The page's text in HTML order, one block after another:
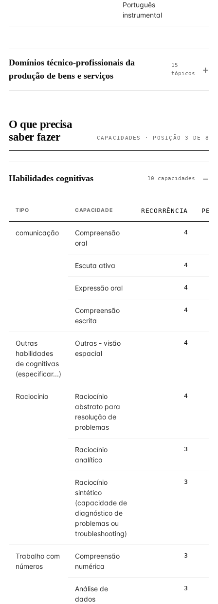
Português
instrumental
Domínios técnico-profissionais da
produção de bens e serviços
15
tópicos
O que precisa
saber fazer
CAPACIDADES · POSIÇÃO 3 DE 8
Habilidades cognitivas 10 capacidades
TIPO CAPACIDADE RECORRÊNCIA PESO
comunicação
Compreensão
oral
4
Escuta ativa 4
Expressão oral 4
Compreensão
escrita
4
Outras
habilidades
de cognitivas
(especificar...)
Outras - visão
espacial
4
Raciocínio
Raciocínio
abstrato para
resolução de
problemas
4
Raciocínio
analítico
3
Raciocínio
sintético
(capacidade de
diagnóstico de
problemas ou
troubleshooting)
3
Trabalho com
números
Compreensão
numérica
3
Análise de
dados
3